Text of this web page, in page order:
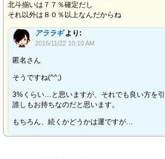
北斗揃いは７７％確定だし
それ以外は８０％以上なんだからね
アララギ より:
2016/11/22 10:10 AM
匿名さん
そうですね(^^;)
3%くらい…と思いますが、それでも良い方を
誰しもお持ちなのだと思います。
もちろん、続くかどうかは運ですが…